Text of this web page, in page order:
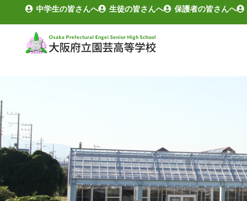
中学生の皆さんへ 生徒の皆さんへ 保護者の皆さんへ